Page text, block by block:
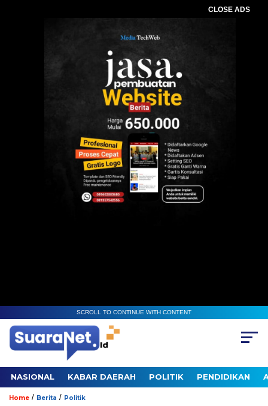
CLOSE ADS
SCROLL TO CONTINUE WITH CONTENT
NASIONAL KABAR DAERAH POLITIK PENDIDIKAN
Home / Berita / Politik